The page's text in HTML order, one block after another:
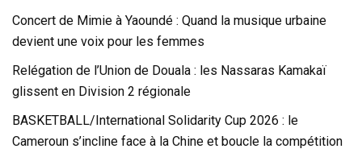
Concert de Mimie à Yaoundé : Quand la musique urbaine
devient une voix pour les femmes
Relégation de l’Union de Douala : les Nassaras Kamakaï
glissent en Division 2 régionale
BASKETBALL/International Solidarity Cup 2026 : le
Cameroun s’incline face à la Chine et boucle la compétition